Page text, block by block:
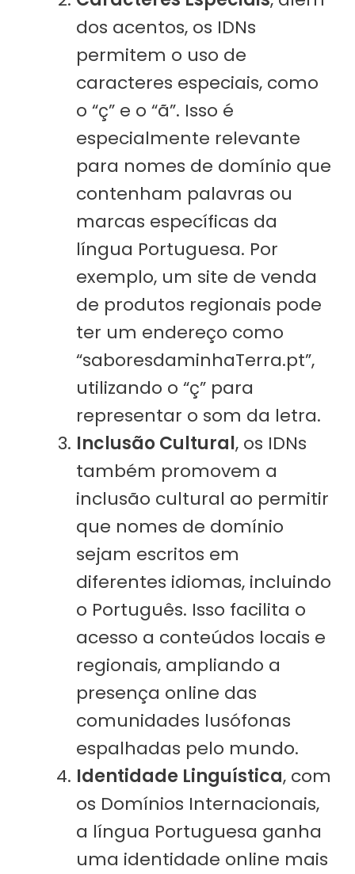
dos acentos, os IDNs
permitem o uso de
caracteres especiais, como
o “ç” e o “ã”. Isso é
especialmente relevante
para nomes de domínio que
contenham palavras ou
marcas específicas da
língua Portuguesa. Por
exemplo, um site de venda
de produtos regionais pode
ter um endereço como
“saboresdaminhaTerra.pt”,
utilizando o “ç” para
representar o som da letra.
Inclusão Cultural, os IDNs
também promovem a
inclusão cultural ao permitir
que nomes de domínio
sejam escritos em
diferentes idiomas, incluindo
o Português. Isso facilita o
acesso a conteúdos locais e
regionais, ampliando a
presença online das
comunidades lusófonas
espalhadas pelo mundo.
Identidade Linguística, com
os Domínios Internacionais,
a língua Portuguesa ganha
uma identidade online mais